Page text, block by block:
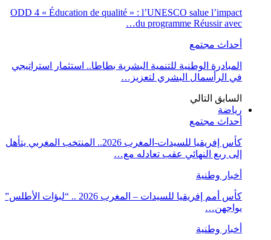
ODD 4 « Éducation de qualité » : l’UNESCO salue l’impact
du programme Réussir avec…
أحداث مجتمع
المبادرة الوطنية للتنمية البشرية بطاطا.. استثمار استراتيجي
في الرأسمال البشري لتعزيز…
السابق التالي
رياضة
أحداث مجتمع
كأس إفريقيا للسيدات-المغرب 2026.. المنتخب المغربي يتأهل
إلى ربع النهائي عقب تعادله مع…
أخبار وطنية
كأس أمم إفريقيا للسيدات – المغرب 2026 .. “لبؤات الأطلس”
يواجهن…
أخبار وطنية